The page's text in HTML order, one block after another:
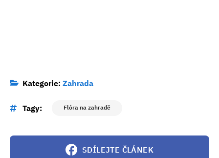
Kategorie: Zahrada
Tagy: Flóra na zahradě
SDÍLEJTE ČLÁNEK